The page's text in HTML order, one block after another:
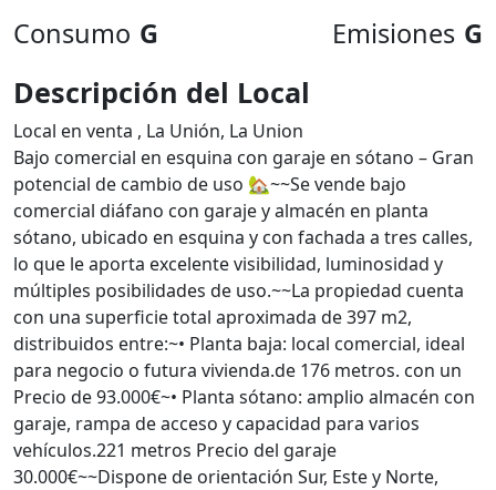
Consumo G Emisiones G
Descripción del Local
Local en venta , La Unión, La Union
Bajo comercial en esquina con garaje en sótano – Gran
potencial de cambio de uso 🏡~~Se vende bajo
comercial diáfano con garaje y almacén en planta
sótano, ubicado en esquina y con fachada a tres calles,
lo que le aporta excelente visibilidad, luminosidad y
múltiples posibilidades de uso.~~La propiedad cuenta
con una superficie total aproximada de 397 m2,
distribuidos entre:~• Planta baja: local comercial, ideal
para negocio o futura vivienda.de 176 metros. con un
Precio de 93.000€~• Planta sótano: amplio almacén con
garaje, rampa de acceso y capacidad para varios
vehículos.221 metros Precio del garaje
30.000€~~Dispone de orientación Sur, Este y Norte,